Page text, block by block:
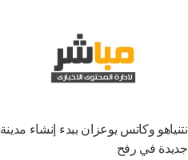
نتنياهو وكاتس يوعزان ببدء إنشاء مدينة
جديدة في رفح